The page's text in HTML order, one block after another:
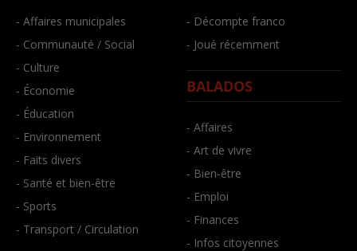
- Affaires municipales
- Communauté / Social
- Culture
- Économie
- Éducation
- Environnement
- Faits divers
- Santé et bien-être
- Sports
- Transport / Circulation
- Décompte franco
- Joué récemment
BALADOS
- Affaires
- Art de vivre
- Bien-être
- Emploi
- Finances
- Infos citoyennes